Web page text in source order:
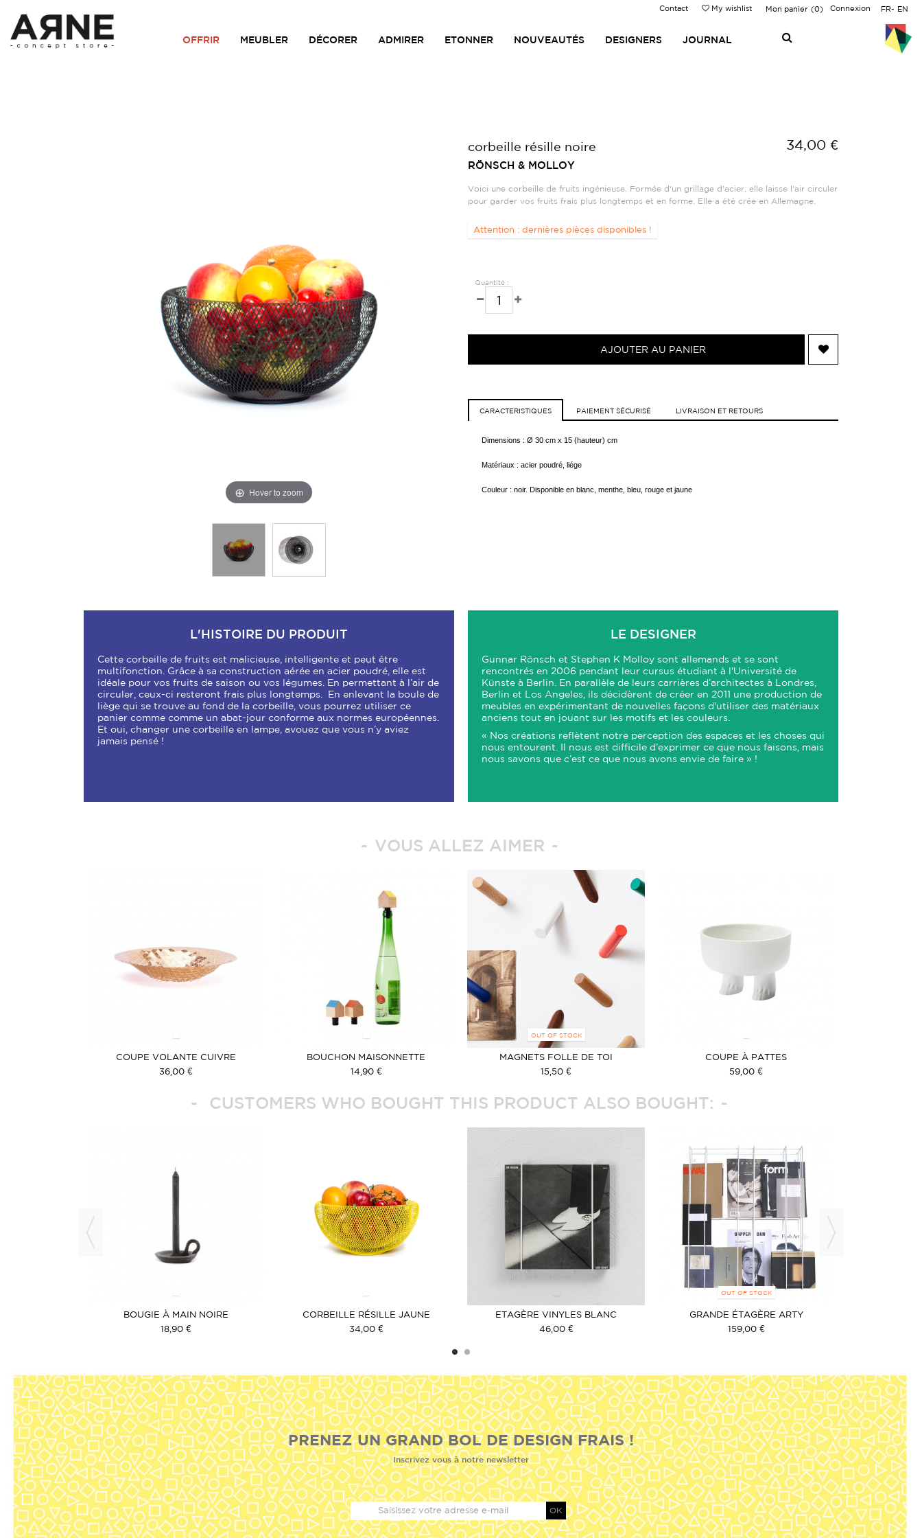
FR EN
Connexion
Mon panier 0
My wishlist
Contact
OFFRIR MEUBLER DÉCORER ADMIRER ETONNER NOUVEAUTÉS DESIGNERS JOURNAL
Hover to zoom
corbeille résille noire 34,00 €
RÖNSCH & MOLLOY
Voici une corbeille de fruits ingénieuse. Formée d'un grillage d'acier, elle laisse l'air circuler
pour garder vos fruits frais plus longtemps et en forme. Elle a été crée en Allemagne.
Attention : dernières pièces disponibles !
Quantité :
AJOUTER AU PANIER
CARACTERISTIQUES PAIEMENT SÉCURISÉ LIVRAISON ET RETOURS
Dimensions : Ø 30 cm x 15 (hauteur) cm
Matériaux : acier poudré, liége
Couleur : noir. Disponible en blanc, menthe, bleu, rouge et jaune
L'HISTOIRE DU PRODUIT
Cette corbeille de fruits est malicieuse, intelligente et peut être
multifonction. Grâce à sa construction aérée en acier poudré, elle est
idéale pour vos fruits de saison ou vos légumes. En permettant à l’air de
circuler, ceux-ci resteront frais plus longtemps. En enlevant la boule de
liège qui se trouve au fond de la corbeille, vous pourrez utiliser ce
panier comme comme un abat-jour conforme aux normes européennes.
Et oui, changer une corbeille en lampe, avouez que vous n’y aviez
jamais pensé !
LE DESIGNER
Gunnar Rönsch et Stephen K Molloy sont allemands et se sont
rencontrés en 2006 pendant leur cursus étudiant à l'Université de
Künste à Berlin. En parallèle de leurs carrières d’architectes à Londres,
Berlin et Los Angeles, ils décidèrent de créer en 2011 une production de
meubles en expérimentant de nouvelles façons d'utiliser des matériaux
anciens tout en jouant sur les motifs et les couleurs.
« Nos créations reflètent notre perception des espaces et les choses qui
nous entourent. Il nous est difficile d’exprimer ce que nous faisons, mais
nous savons que c’est ce que nous avons envie de faire » !
VOUS ALLEZ AIMER
COUPE VOLANTE CUIVRE
36,00 €
BOUCHON MAISONNETTE
14,90 €
OUT OF STOCK
MAGNETS FOLLE DE TOI
15,50 €
COUPE À PATTES
59,00 €
CUSTOMERS WHO BOUGHT THIS PRODUCT ALSO BOUGHT:
BOUGIE À MAIN NOIRE
18,90 €
CORBEILLE RÉSILLE JAUNE
34,00 €
ETAGÈRE VINYLES BLANC
46,00 €
OUT OF STOCK
GRANDE ÉTAGÈRE ARTY
159,00 €
PRENEZ UN GRAND BOL DE DESIGN FRAIS !
Inscrivez vous à notre newsletter
OK